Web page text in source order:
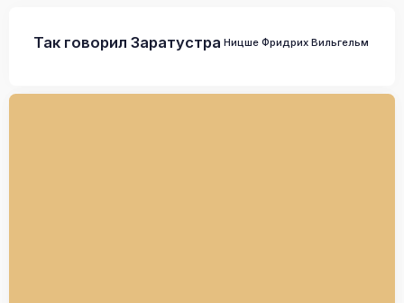
Так говорил Заратустра Ницше Фридрих Вильгельм